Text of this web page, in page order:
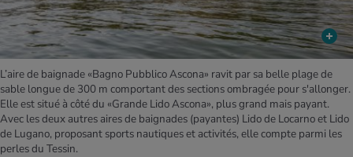
L’aire de baignade «Bagno Pubblico Ascona» ravit par sa belle plage de
sable longue de 300 m comportant des sections ombragée pour s'allonger.
Elle est situé à côté du «Grande Lido Ascona», plus grand mais payant.
Avec les deux autres aires de baignades (payantes) Lido de Locarno et Lido
de Lugano, proposant sports nautiques et activités, elle compte parmi les
perles du Tessin.